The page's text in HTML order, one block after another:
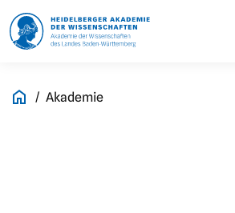
Akademie